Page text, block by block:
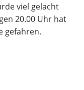
viel gelacht
20.00 Uhr hat
gefahren.